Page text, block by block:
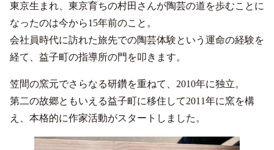
東京生まれ、東京育ちの村田さんが陶芸の道を歩むことに
なったのは今から15年前のこと。
会社員時代に訪れた旅先での陶芸体験という運命の経験を
経て、益子町の指導所の門を叩きます。
笠間の窯元でさらなる研鑽を重ねて、2010年に独立。
第二の故郷ともいえる益子町に移住して2011年に窯を構
え、本格的に作家活動がスタートしました。